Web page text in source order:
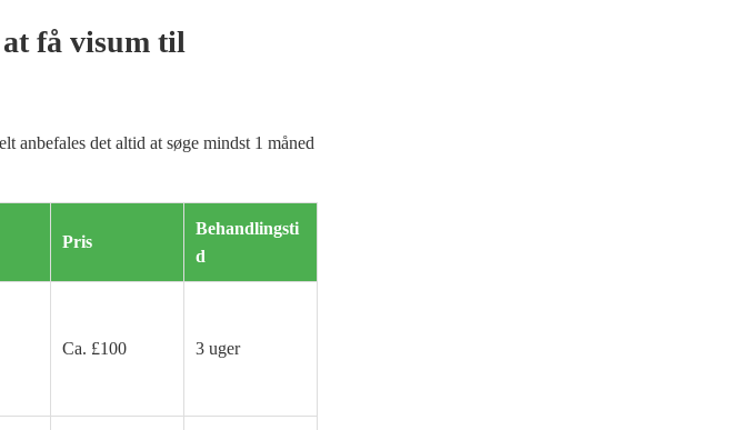
få visum til
anbefales det altid at søge mindst 1 måned
Pris
Behandlingsti
d
Ca. £100 3 uger